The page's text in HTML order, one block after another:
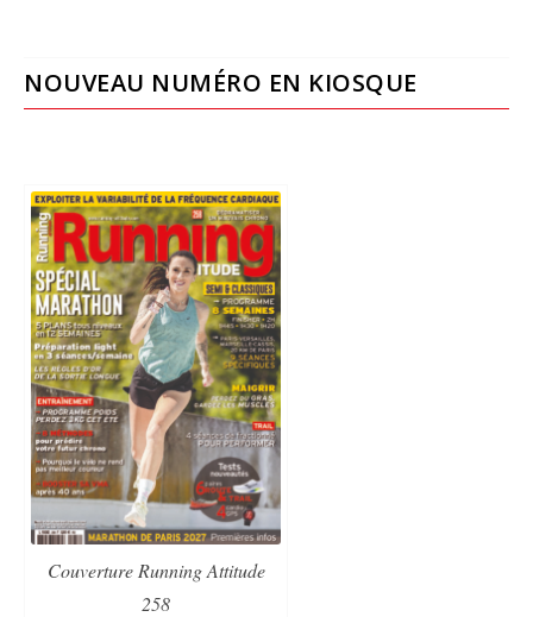
NOUVEAU NUMÉRO EN KIOSQUE
Couverture Running Attitude
258